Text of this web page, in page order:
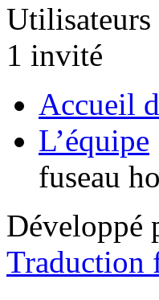
1 invité
Accueil
L’équipe
fuseau
Développé
Traduction